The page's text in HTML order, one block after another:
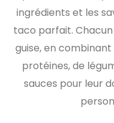
ingrédients et les
taco parfait.
guise, en
protéines, de
sauces pour leur